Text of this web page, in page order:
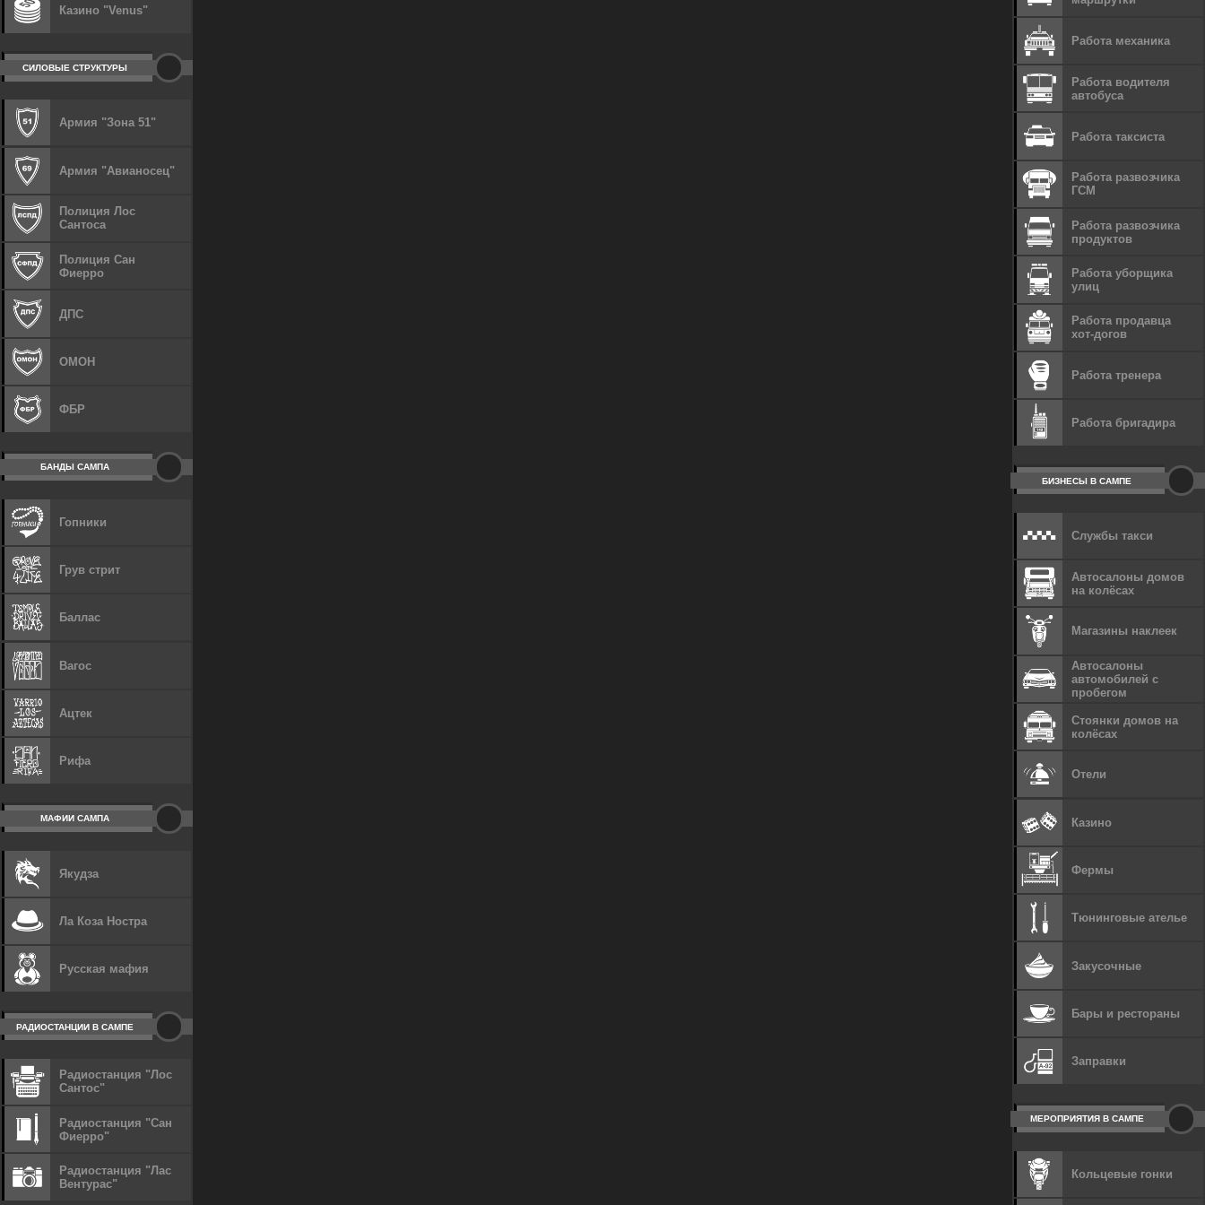
Казино "Venus"
СИЛОВЫЕ СТРУКТУРЫ
Армия "Зона 51"
Армия "Авианосец"
Полиция Лос
Сантоса
Полиция Сан
Фиерро
ДПС
ОМОН
ФБР
БАНДЫ САМПА
Гопники
Грув стрит
Баллас
Вагос
Ацтек
Рифа
МАФИИ САМПА
Якудза
Ла Коза Ностра
Русская мафия
РАДИОСТАНЦИИ В САМПЕ
Радиостанция "Лос
Сантос"
Радиостанция "Сан
Фиерро"
Радиостанция "Лас
Вентурас"
Работа механика
Работа водителя
автобуса
Работа таксиста
Работа развозчика
ГСМ
Работа развозчика
продуктов
Работа уборщика
улиц
Работа продавца
хот-догов
Работа тренера
Работа бригадира
БИЗНЕСЫ В САМПЕ
Службы такси
Автосалоны домов
на колёсах
Магазины наклеек
Автосалоны
автомобилей с
пробегом
Стоянки домов на
колёсах
Отели
Казино
Фермы
Тюнинговые ателье
Закусочные
Бары и рестораны
Заправки
МЕРОПРИЯТИЯ В САМПЕ
Кольцевые гонки